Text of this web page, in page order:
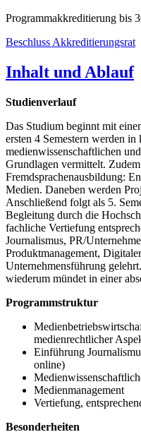
Programmakkreditierung bis
Beschluss Akkreditierungsrat
Inhalt und Ablauf
Studienverlauf
Das Studium beginnt mit
ersten 4 Semestern werden in
medienwissenschaftlichen
Grundlagen vermittelt.
Fremdsprachenausbildung:
Medien. Daneben werden
Anschließend folgt als 5.
Begleitung durch die
fachliche Vertiefung
Journalismus, PR/
Produktmanagement,
Unternehmensführung
wiederum mündet in einer
Programmstruktur
medienrechtlicher
Einführung
online)
Medienmanagement
Vertiefung,
Besonderheiten